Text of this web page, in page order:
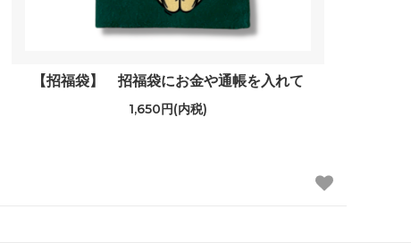
【招福袋】 招福袋にお金や通帳を入れて
1,650円(内税)